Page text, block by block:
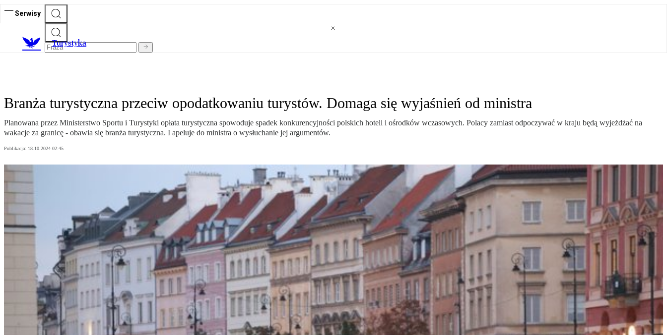
Serwisy
Turystyka
Branża turystyczna przeciw opodatkowaniu turystów. Domaga się wyjaśnień od ministra
Planowana przez Ministerstwo Sportu i Turystyki opłata turystyczna spowoduje spadek konkurencyjności polskich hoteli i ośrodków wczasowych. Polacy zamiast odpoczywać w kraju będą wyjeżdżać na
wakacje za granicę - obawia się branża turystyczna. I apeluje do ministra o wysłuchanie jej argumentów.
Publikacja: 18.10.2024 02:45